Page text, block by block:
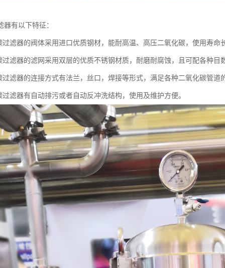
器有以下特征：
过滤器的阀体采用进口优质钢材，能耐高温、高压二氧化碳，使用寿命
过滤器的滤网采用双层的优质不锈钢材质，耐磨耐腐蚀，且可配各种目
过滤器的连接方式有法兰，丝口，焊接等形式，满足各种二氧化碳管道
过滤器有自动排污或者自动反冲洗结构，使用及维护方便。